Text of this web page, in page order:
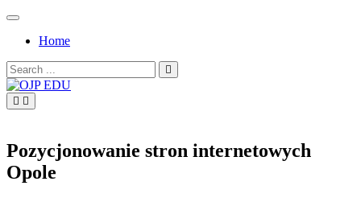
Skip
contentHome
Search
for:
Pozycjonowanie stron internetowych
Opole